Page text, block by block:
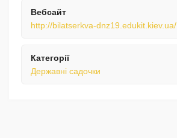
Вебсайт
http://bilatserkva-dnz19.edukit.kiev.ua/
Категорії
Державні садочки